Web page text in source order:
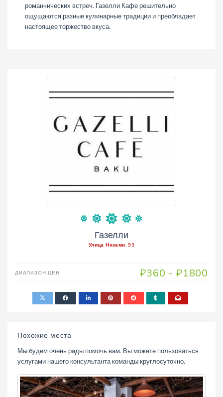
романчических встреч. Газелли Кафе решительно
ощущаются разные кулинарные традиции и преобладает
настоящее торжество вкуса.
Газелли
Улица Низами. 93
ДИАПAЗОН ЦЕН ₽360 - ₽1800
Похожие места
Мы будем очень рады помочь вам. Вы можете пользоваться
услугами нашего консультанта команды круглосуточно.